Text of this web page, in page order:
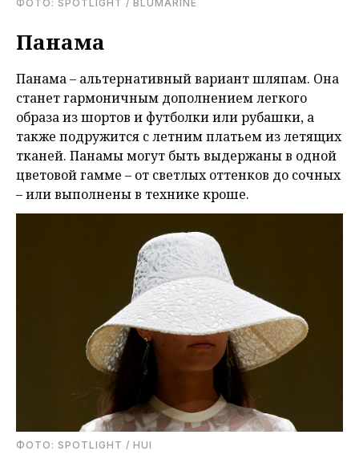
ФОТО: SPOTLIGHT / BLUMARINE
Панама
Панама – альтернативный вариант шляпам. Она
станет гармоничным дополнением легкого
образа из шортов и футболки или рубашки, а
также подружится с летним платьем из летящих
тканей. Панамы могут быть выдержаны в одной
цветовой гамме – от светлых оттенков до сочных
– или выполнены в технике кроше.
ФОТО: SPOTLIGHT / HUI